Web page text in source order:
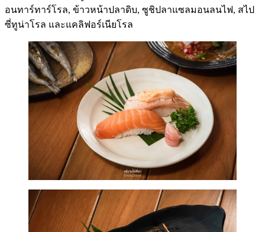
อนทาร์ทาร์โรล, ข้าวหน้าปลาดิบ, ซูชิปลาแซลมอนลนไฟ, สไป
ซี่ทูน่าโรล และแคลิฟอร์เนียโรล